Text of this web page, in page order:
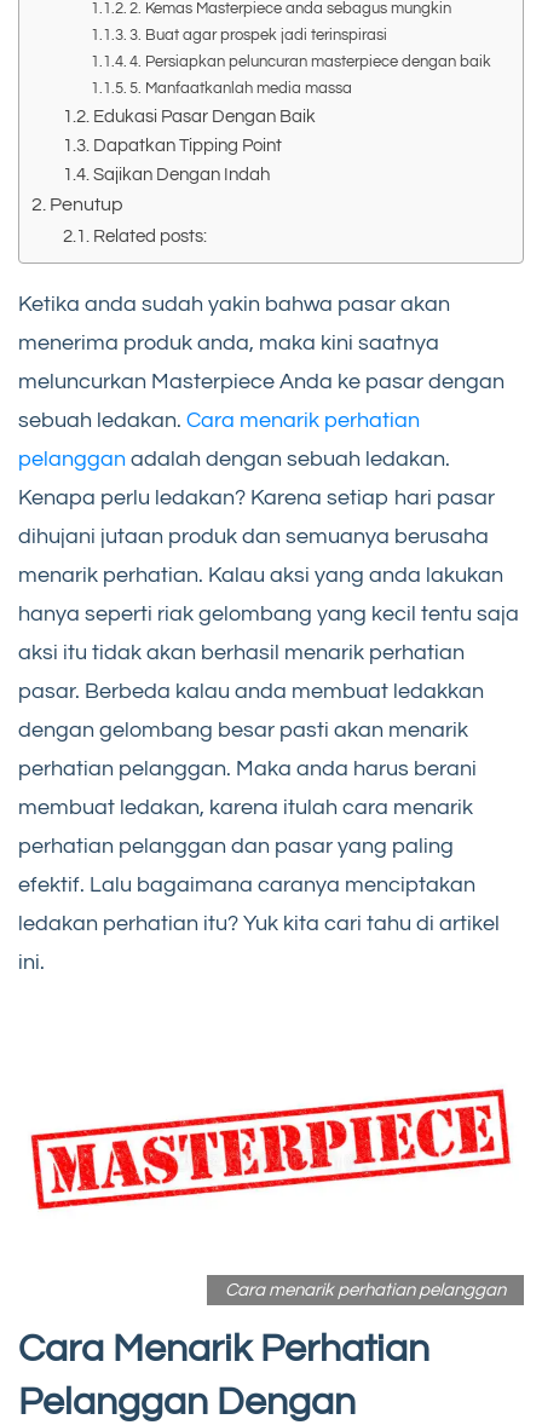
2. Kemas Masterpiece anda sebagus mungkin
3. Buat agar prospek jadi terinspirasi
4. Persiapkan peluncuran masterpiece dengan baik
5. Manfaatkanlah media massa
Edukasi Pasar Dengan Baik
Dapatkan Tipping Point
Sajikan Dengan Indah
Penutup
Related posts:
Ketika anda sudah yakin bahwa pasar akan
menerima produk anda, maka kini saatnya
meluncurkan Masterpiece Anda ke pasar dengan
sebuah ledakan. Cara menarik perhatian
pelanggan adalah dengan sebuah ledakan.
Kenapa perlu ledakan? Karena setiap hari pasar
dihujani jutaan produk dan semuanya berusaha
menarik perhatian. Kalau aksi yang anda lakukan
hanya seperti riak gelombang yang kecil tentu saja
aksi itu tidak akan berhasil menarik perhatian
pasar. Berbeda kalau anda membuat ledakkan
dengan gelombang besar pasti akan menarik
perhatian pelanggan. Maka anda harus berani
membuat ledakan, karena itulah cara menarik
perhatian pelanggan dan pasar yang paling
efektif. Lalu bagaimana caranya menciptakan
ledakan perhatian itu? Yuk kita cari tahu di artikel
ini.
Cara menarik perhatian pelanggan
Cara Menarik Perhatian
Pelanggan Dengan